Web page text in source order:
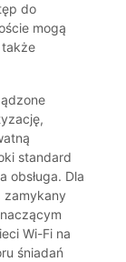
do
mogą
także
standard
obsługa. Dla
Wi-Fi na
śniadań